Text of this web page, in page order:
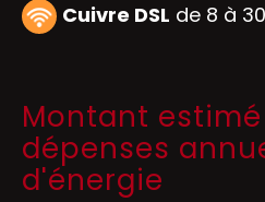
Cuivre DSL de 8 à
Montant
dépenses
d'énergie